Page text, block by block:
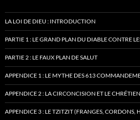
LA LOI DE DIEU : INTRODUCTION
PARTIE 1 : LE GRAND PLAN DU DIABLE CONTRE
PARTIE 2 : LE FAUX PLAN DE SALUT
APPENDICE 1 : LE MYTHE DES 613
APPENDICE 2 : LA CIRCONCISION ET LE CHRÉTIEN
APPENDICE 3 : LE TZITZIT (FRANGES, CORDONS,